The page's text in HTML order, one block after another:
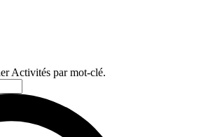
Activités par mot-clé.